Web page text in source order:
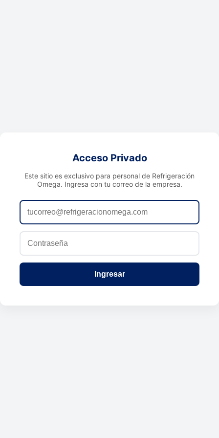
Acceso Privado
Este sitio es exclusivo para personal de Refrigeración
Omega. Ingresa con tu correo de la empresa.
Ingresar